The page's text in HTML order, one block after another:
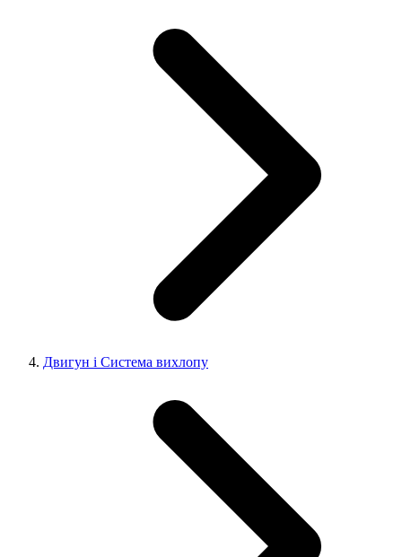
Двигун і Система вихлопу